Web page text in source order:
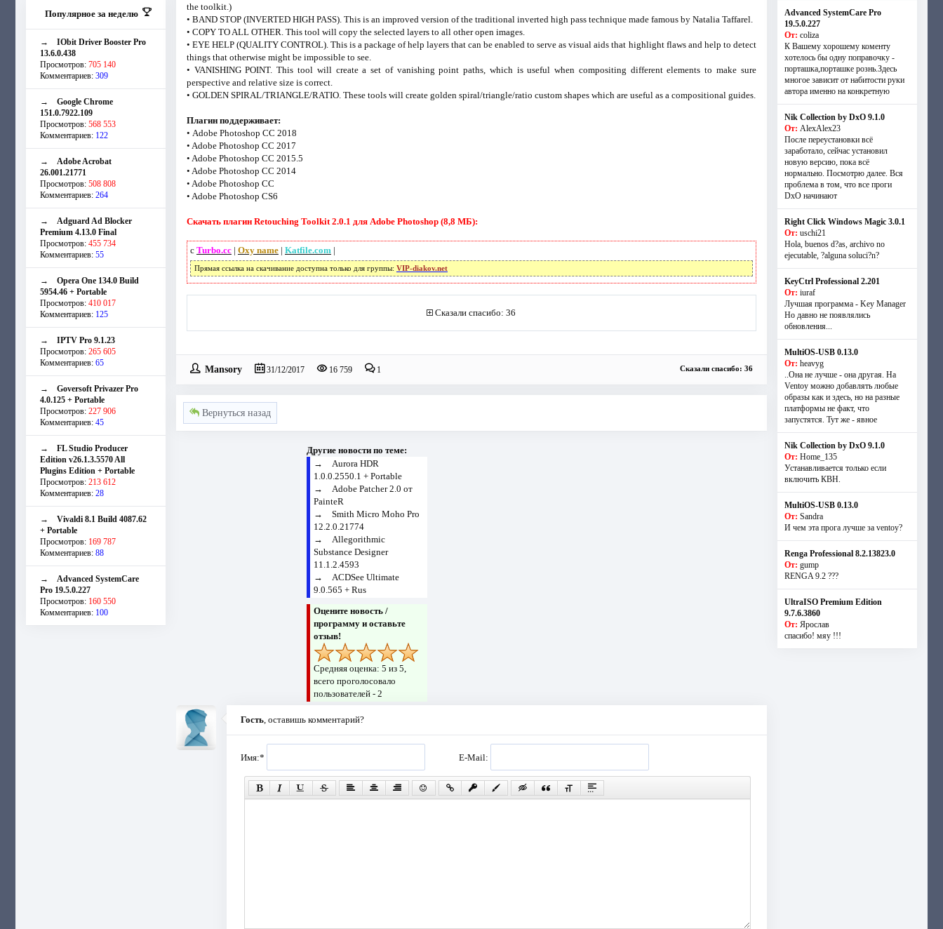
Популярное за неделю
→ IObit Driver Booster Pro
13.6.0.438
Просмотров: 705 140
Комментариев: 309
→ Google Chrome
151.0.7922.109
Просмотров: 568 553
Комментариев: 122
→ Adobe Acrobat
26.001.21771
Просмотров: 508 808
Комментариев: 264
→ Adguard Ad Blocker
Premium 4.13.0 Final
Просмотров: 455 734
Комментариев: 55
→ Opera One 134.0 Build
5954.46 + Portable
Просмотров: 410 017
Комментариев: 125
→ IPTV Pro 9.1.23
Просмотров: 265 605
Комментариев: 65
→ Goversoft Privazer Pro
4.0.125 + Portable
Просмотров: 227 906
Комментариев: 45
→ FL Studio Producer
Edition v26.1.3.5570 All
Plugins Edition + Portable
Просмотров: 213 612
Комментариев: 28
→ Vivaldi 8.1 Build 4087.62
+ Portable
Просмотров: 169 787
Комментариев: 88
→ Advanced SystemCare
Pro 19.5.0.227
Просмотров: 160 550
Комментариев: 100
the toolkit.)
• BAND STOP (INVERTED HIGH PASS). This is an improved version of the traditional inverted high pass technique made famous by Natalia Taffarel.
• COPY TO ALL OTHER. This tool will copy the selected layers to all other open images.
• EYE HELP (QUALITY CONTROL). This is a package of help layers that can be enabled to serve as visual aids that highlight flaws and help to detect
things that otherwise might be impossible to see.
• VANISHING POINT. This tool will create a set of vanishing point paths, which is useful when compositing different elements to make sure
perspective and relative size is correct.
• GOLDEN SPIRAL/TRIANGLE/RATIO. These tools will create golden spiral/triangle/ratio custom shapes which are useful as a compositional guides.
Плагин поддерживает:
• Adobe Photoshop CC 2018
• Adobe Photoshop CC 2017
• Adobe Photoshop CC 2015.5
• Adobe Photoshop CC 2014
• Adobe Photoshop CC
• Adobe Photoshop CS6
Скачать плагин Retouching Toolkit 2.0.1 для Adobe Photoshop (8,8 МБ):
с Turbo.cc| Oxy name| Katfile.com |
Прямая ссылка на скачивание доступна только для группы: VIP-diakov.net
Сказали спасибо: 36
Mansory 31/12/2017 16 759 1 Сказали спасибо: 36
Вернуться назад
Другие новости по теме:
→ Aurora HDR
1.0.0.2550.1 + Portable
→ Adobe Patcher 2.0 от
PainteR
→ Smith Micro Moho Pro
12.2.0.21774
→ Allegorithmic
Substance Designer
11.1.2.4593
→ ACDSee Ultimate
9.0.565 + Rus
Оцените новость /
программу и оставьте
отзыв!
Средняя оценка: 5 из 5,
всего проголосовало
пользователей - 2
Гость, оставишь комментарий?
Имя:* E-Mail:
Advanced SystemCare Pro
19.5.0.227
От: coliza
К Вашему хорошему коменту
хотелось бы одну поправочку -
порташка,порташке рознь.Здесь
многое зависит от набитости руки
автора именно на конкретную
Nik Collection by DxO 9.1.0
От: AlexAlex23
После переустановки всё
заработало, сейчас установил
новую версию, пока всё
нормально. Посмотрю далее. Вся
проблема в том, что все проги
DxO начинают
Right Click Windows Magic 3.0.1
От: uschi21
Hola, buenos d?as, archivo no
ejecutable, ?alguna soluci?n?
KeyCtrl Professional 2.201
От: iuraf
Лучшая программа - Key Manager
Но давно не появлялись
обновления...
MultiOS-USB 0.13.0
От: heavyg
..Она не лучше - она другая. На
Ventoy можно добавлять любые
образы как и здесь, но на разные
платформы не факт, что
запустятся. Тут же - явное
Nik Collection by DxO 9.1.0
От: Home_135
Устанавливается только если
включить КВН.
MultiOS-USB 0.13.0
От: Sandra
И чем эта прога лучше за ventoy?
Renga Professional 8.2.13823.0
От: gump
RENGA 9.2 ???
UltraISO Premium Edition
9.7.6.3860
От: Ярослав
спасибо! мяу !!!